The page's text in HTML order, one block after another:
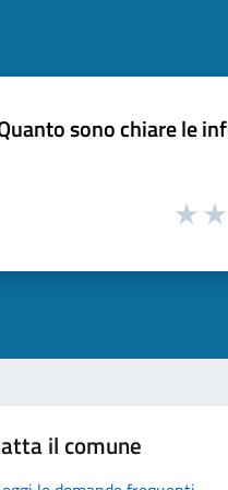
sono chiare le
il comune